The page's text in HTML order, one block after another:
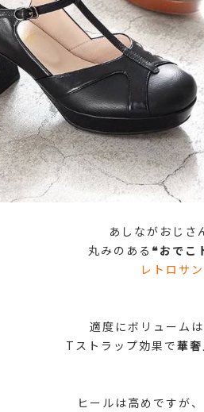
あしながおじさ
丸みのある ❝おでこ
レトロサ
適度にボリュームは
Tストラップ効果で華
ヒールは高めですが